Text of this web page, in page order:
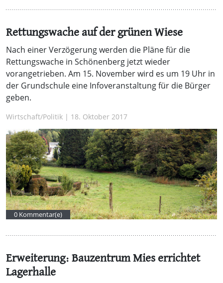
Rettungswache auf der grünen Wiese
Nach einer Verzögerung werden die Pläne für die
Rettungswache in Schönenberg jetzt wieder
vorangetrieben. Am 15. November wird es um 19 Uhr in
der Grundschule eine Infoveranstaltung für die Bürger
geben.
Wirtschaft/Politik | 18. Oktober 2017
0 Kommentar(e)
Erweiterung: Bauzentrum Mies errichtet
Lagerhalle